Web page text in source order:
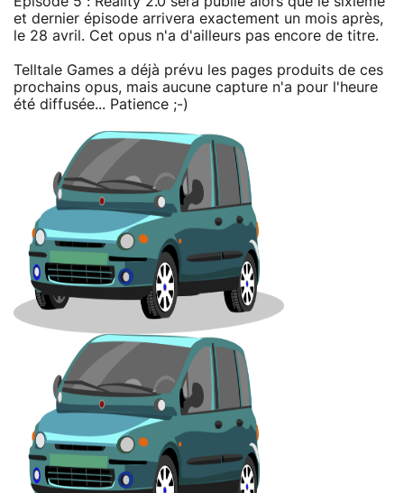
et dernier épisode arrivera exactement un mois après,
le 28 avril. Cet opus n'a d'ailleurs pas encore de titre.
Telltale Games a déjà prévu les pages produits de ces
prochains opus, mais aucune capture n'a pour l'heure
été diffusée... Patience ;-)